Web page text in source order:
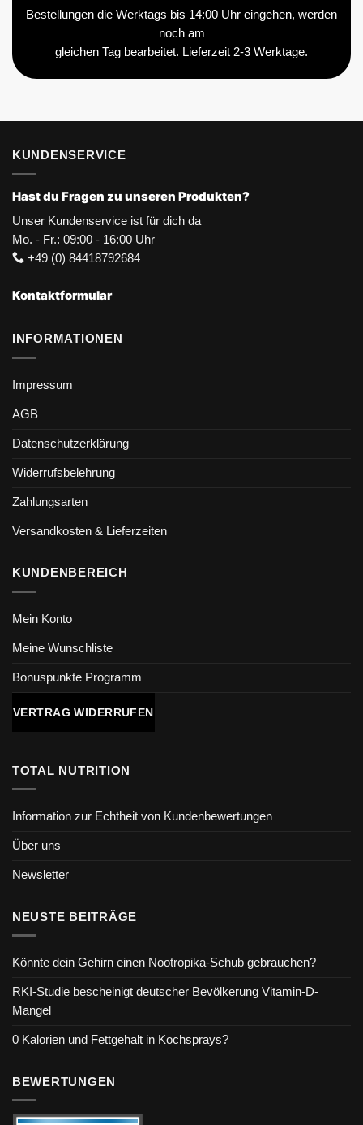
Bestellungen die Werktags bis 14:00 Uhr eingehen, werden
noch am
gleichen Tag bearbeitet. Lieferzeit 2-3 Werktage.
KUNDENSERVICE
Hast du Fragen zu unseren Produkten?
Unser Kundenservice ist für dich da
Mo. - Fr.: 09:00 - 16:00 Uhr
+49 (0) 84418792684
Kontaktformular
INFORMATIONEN
Impressum
AGB
Datenschutzerklärung
Widerrufsbelehrung
Zahlungsarten
Versandkosten & Lieferzeiten
KUNDENBEREICH
Mein Konto
Meine Wunschliste
Bonuspunkte Programm
VERTRAG WIDERRUFEN
TOTAL NUTRITION
Information zur Echtheit von Kundenbewertungen
Über uns
Newsletter
NEUSTE BEITRÄGE
Könnte dein Gehirn einen Nootropika-Schub gebrauchen?
RKI-Studie bescheinigt deutscher Bevölkerung Vitamin-D-
Mangel
0 Kalorien und Fettgehalt in Kochsprays?
BEWERTUNGEN